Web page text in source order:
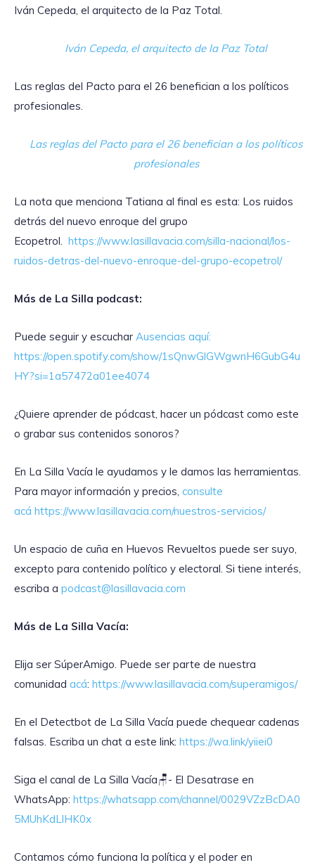
Iván Cepeda, el arquitecto de la Paz Total.
Iván Cepeda, el arquitecto de la Paz Total
Las reglas del Pacto para el 26 benefician a los políticos
profesionales.
Las reglas del Pacto para el 26 benefician a los políticos
profesionales
La nota que menciona Tatiana al final es esta: Los ruidos
detrás del nuevo enroque del grupo
Ecopetrol. https://www.lasillavacia.com/silla-nacional/los-
ruidos-detras-del-nuevo-enroque-del-grupo-ecopetrol/
Más de La Silla podcast:
Puede seguir y escuchar Ausencias aquí:
https://open.spotify.com/show/1sQnwGlGWgwnH6GubG4u
HY?si=1a57472a01ee4074
¿Quiere aprender de pódcast, hacer un pódcast como este
o grabar sus contenidos sonoros?
En La Silla Vacía le ayudamos y le damos las herramientas.
Para mayor información y precios, consulte
acá https://www.lasillavacia.com/nuestros-servicios/
Un espacio de cuña en Huevos Revueltos puede ser suyo,
excepto para contenido político y electoral. Si tiene interés,
escriba a podcast@lasillavacia.com
Más de La Silla Vacía:
Elija ser SúperAmigo. Puede ser parte de nuestra
comunidad acá: https://www.lasillavacia.com/superamigos/
En el Detectbot de La Silla Vacía puede chequear cadenas
falsas. Escriba un chat a este link: https://wa.link/yiiei0
‎Siga el canal de La Silla Vacía🪑- El Desatrase en
WhatsApp: https://whatsapp.com/channel/0029VZzBcDA0
5MUhKdLlHK0x
Contamos cómo funciona la política y el poder en